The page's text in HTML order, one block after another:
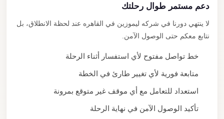
دعم مستمر طوال رحلتك
لا ينتهي دورنا في شركه ليموزين في القاهره عند لحظة الانطلاق، بل
نتابع معكم حتى الوصول الآمن.
خط تواصل مفتوح لأي استفسار أثناء الرحلة
متابعة فورية لأي تغيير طارئ في الخطة
استعداد للتعامل مع أي موقف غير متوقع بمرونة
تأكيد الوصول الآمن في نهاية الرحلة